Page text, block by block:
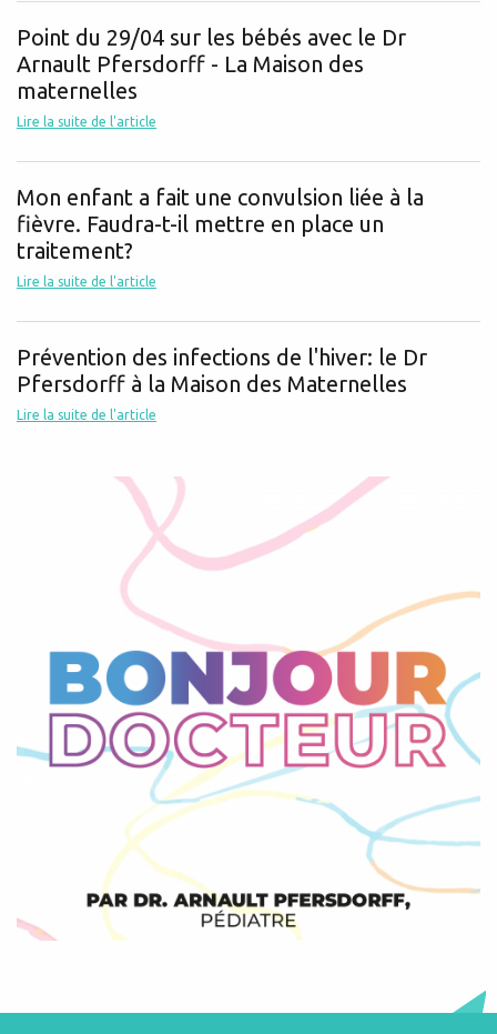
Point du 29/04 sur les bébés avec le Dr
Arnault Pfersdorff - La Maison des
maternelles
Lire la suite de l'article
Mon enfant a fait une convulsion liée à la
fièvre. Faudra-t-il mettre en place un
traitement?
Lire la suite de l'article
Prévention des infections de l'hiver: le Dr
Pfersdorff à la Maison des Maternelles
Lire la suite de l'article